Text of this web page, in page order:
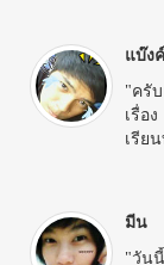
แบ๊งค์
"ครั
เรื่อ
เรีย
มีน
"วัน